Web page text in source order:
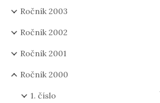
Ročník 2003
Ročník 2002
Ročník 2001
Ročník 2000
1. číslo